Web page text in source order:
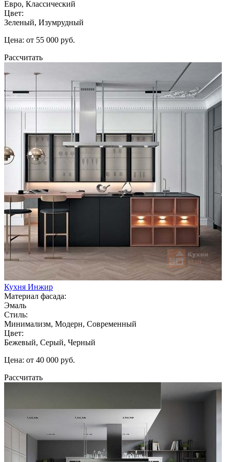
Евро, Классический
Цвет:
Зеленый, Изумрудный
Цена: от 55 000 руб.
Рассчитать
Кухня Инжир
Материал фасада:
Эмаль
Стиль:
Минимализм, Модерн, Современный
Цвет:
Бежевый, Серый, Черный
Цена: от 40 000 руб.
Рассчитать